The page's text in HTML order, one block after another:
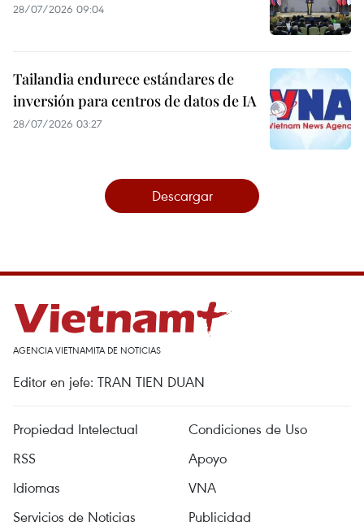
28/07/2026 09:04
Tailandia endurece estándares de
inversión para centros de datos de IA
28/07/2026 03:27
Descargar
AGENCIA VIETNAMITA DE NOTICIAS
Editor en jefe: TRAN TIEN DUAN
Propiedad Intelectual
Condiciones de Uso
RSS
Apoyo
Idiomas
VNA
Servicios de Noticias
Publicidad